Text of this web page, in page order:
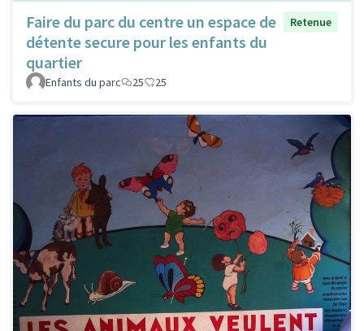
Faire du parc du centre un espace de
détente secure pour les enfants du
quartier
Retenue
Enfants du parc 25 25